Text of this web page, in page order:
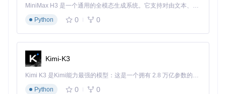
完整系统控制权
支持深度定制和主题修改
1️⃣ 项目获取与编译
MiniMax H3 是一个通用的全模态生成系统。它支持对由文本、图像、视频和音频组成的多模态上下文进行统一理解，并能生成分辨率高达 2K、时长可达 15 秒的带原生立体声音频的视频。得益于面向任务泛化的系统设计，H3 在预训练阶段就已具备广泛的多模态上下文理解与生成能力，能够出色地执行复杂的多模态指令。
Python
0 0
Kimi-K3
Kimi K3 是Kimi能力最强的模型：这是一个拥有 2.8 万亿参数的混合专家（MoE）模型，具备原生视觉理解能力，并支持 100 万 token 的上下文窗口。
Python
0 0